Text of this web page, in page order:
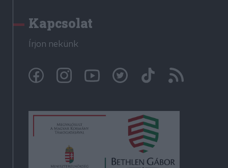
Kapcsolat
Írjon nekünk